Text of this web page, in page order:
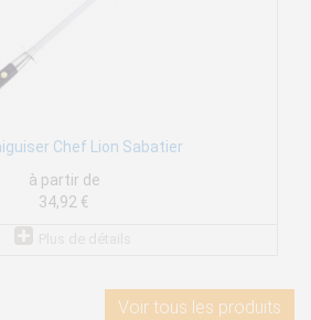
Chef Lion Sabatier
à partir de
34,92 €
Voir tous les produits